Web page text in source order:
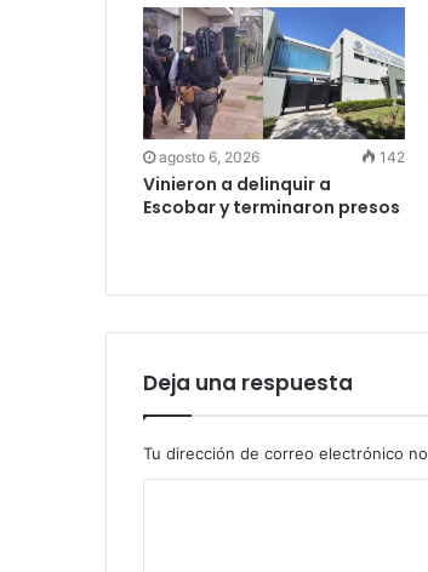
agosto 6, 2026 142
Vinieron a delinquir a
Escobar y terminaron presos
Deja una respuesta
Tu dirección de correo electrónico